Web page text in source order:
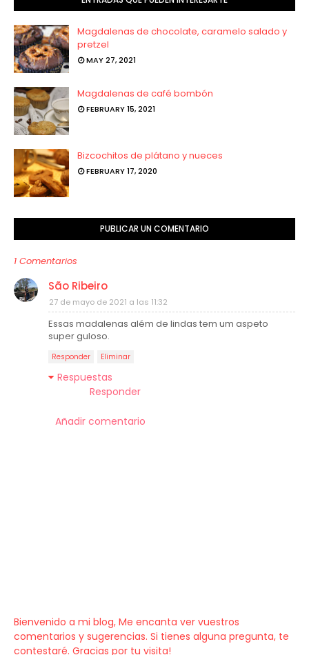
Magdalenas de chocolate, caramelo salado y
pretzel
MAY 27, 2021
Magdalenas de café bombón
FEBRUARY 15, 2021
Bizcochitos de plátano y nueces
FEBRUARY 17, 2020
PUBLICAR UN COMENTARIO
1 Comentarios
São Ribeiro
27 de mayo de 2021 a las 11:32
Essas madalenas além de lindas tem um aspeto
super guloso.
Responder Eliminar
Respuestas
Responder
Añadir comentario
Bienvenido a mi blog, Me encanta ver vuestros
comentarios y sugerencias. Si tienes alguna pregunta, te
contestaré. Gracias por tu visita!